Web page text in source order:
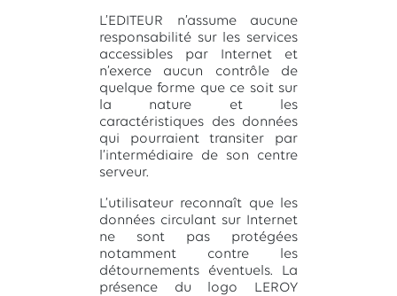
L’EDITEUR n’assume aucune
responsabilité sur les services
accessibles par Internet et
n’exerce aucun contrôle de
quelque forme que ce soit sur
la nature et les
caractéristiques des données
qui pourraient transiter par
l’intermédiaire de son centre
serveur.
L’utilisateur reconnaît que les
données circulant sur Internet
ne sont pas protégées
notamment contre les
détournements éventuels. La
présence du logo LEROY